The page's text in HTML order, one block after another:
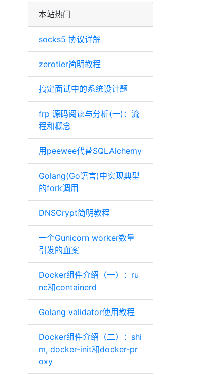
本站热门
socks5 协议详解
zerotier简明教程
搞定面试中的系统设计题
frp 源码阅读与分析(一)：流
程和概念
用peewee代替SQLAlchemy
Golang(Go语言)中实现典型
的fork调用
DNSCrypt简明教程
一个Gunicorn worker数量
引发的血案
Docker组件介绍（一）：ru
nc和containerd
Golang validator使用教程
Docker组件介绍（二）：shi
m, docker-init和docker-pr
oxy